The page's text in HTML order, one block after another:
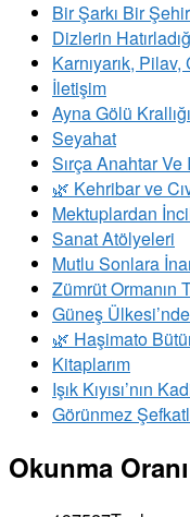
Bir Şarkı Bir
Dizlerin
Karnıyarık, Pilav,
İletişim
Ayna Gölü Krallığı
Seyahat
Sırça Anahtar Ve
​🌿 Kehribar ve
Mektuplardan
Sanat Atölyeleri
Mutlu Sonlara
Zümrüt Ormanın
Güneş
🌿 Haşimato
Kitaplarım
Işık Kıyısı’nın
Görünmez
Okunma Oranı